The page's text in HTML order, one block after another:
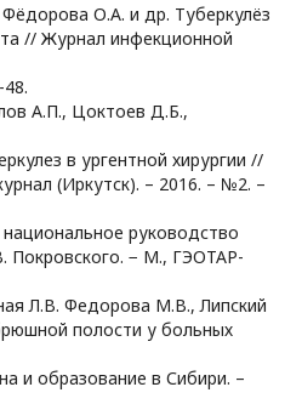
О.А. и др. Туберкулёз
// Журнал инфекционной
А.П., Цоктоев Д.Б.,
в ургентной хирургии //
(Иркутск). – 2016. – №2. –
руководство
− М., ГЭОТАР-
Л.В. Федорова М.В., Липский
полости у больных
и образование в Сибири. –